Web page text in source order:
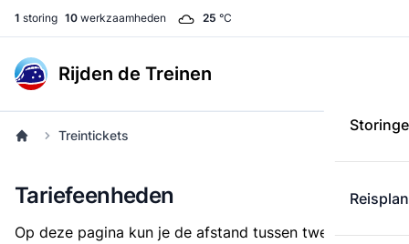
1 storing 10 werkzaamheden 25 °C
Rijden de Treinen
Treintickets
Tariefeenheden
Op deze pagina kun je de afstand tussen twee